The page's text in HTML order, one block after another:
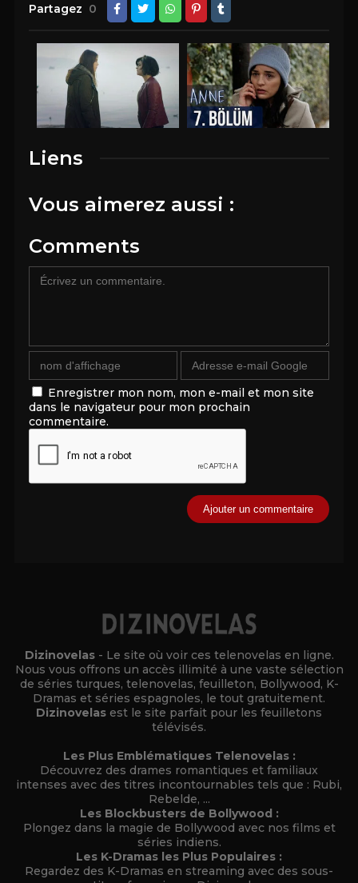
Partagez 0
Liens
Vous aimerez aussi :
Comments
Enregistrer mon nom, mon e-mail et mon site
dans le navigateur pour mon prochain
commentaire.
Dizinovelas - Le site où voir ces telenovelas en ligne.
Nous vous offrons un accès illimité à une vaste sélection
de séries turques, telenovelas, feuilleton, Bollywood, K-
Dramas et séries espagnoles, le tout gratuitement.
Dizinovelas est le site parfait pour les feuilletons
télévisés.
Les Plus Emblématiques Telenovelas :
Découvrez des drames romantiques et familiaux
intenses avec des titres incontournables tels que : Rubi,
Rebelde, ...
Les Blockbusters de Bollywood :
Plongez dans la magie de Bollywood avec nos films et
séries indiens.
Les K-Dramas les Plus Populaires :
Regardez des K-Dramas en streaming avec des sous-